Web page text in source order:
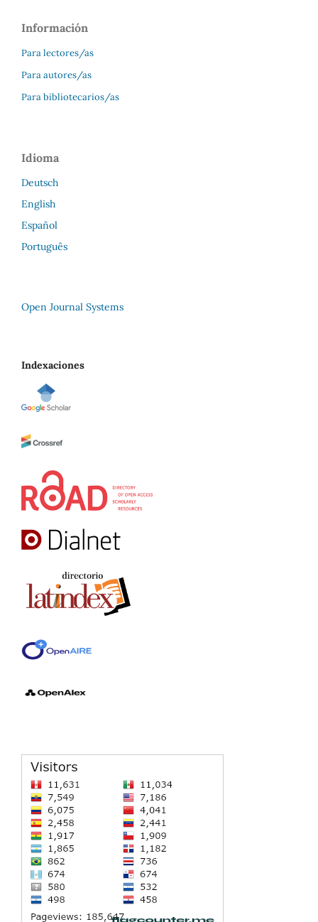
Información
Para lectores/as
Para autores/as
Para bibliotecarios/as
Idioma
Deutsch
English
Español
Português
Open Journal Systems
Indexaciones